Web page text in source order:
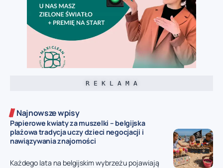
R E K L A M A
Najnowsze wpisy
Papierowe kwiaty za muszelki – belgijska
plażowa tradycja uczy dzieci negocjacji i
nawiązywania znajomości
Każdego lata na belgijskim wybrzeżu pojawiają